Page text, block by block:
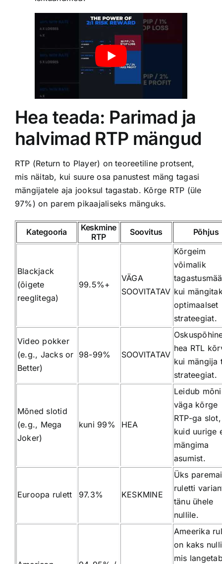
Hea teada: Parimad ja
halvimad RTP mängud
RTP (Return to Player) on teoreetiline protsent,
mis näitab, kui suure osa panustest mäng tagasi
mängijatele aja jooksul tagastab. Kõrge RTP (üle
97%) on parem pikaajaliseks mänguks.
Kategooria
Keskmine
RTP
Soovitus Põhjus
Blackjack
(õigete
reeglitega)
99.5%+
VÄGA
SOOVITATAV
Kõrgeim
võimalik
kui
optimaalset
strateegiat.
Video pokker
(e.g., Jacks or
Better)
98-99% SOOVITATAV
hea RTL
kui mängija
strateegiat.
Mõned slotid
(e.g., Mega
Joker)
kuni 99% HEA
Leidub mõni
väga kõrge
RTP-ga slot,
kuid uurige
mängima
asumist.
Euroopa rulett 97.3% KESKMINE
Üks
ruletti
tänu ühele
nullile.
Ameerika
on kaks
mis